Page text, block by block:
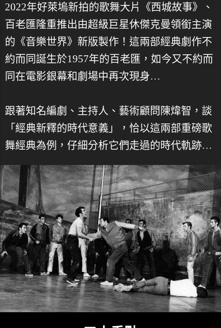
2022年好萊塢新拍的歌舞大片《西城故事》、
百老匯隆重推出由超級巨星休傑克曼領銜主演
的《音樂世界》新版製作！這兩部經典劇作不
約而同誕生於1957年的百老匯，如今又不約而
同在電影銀幕和劇場中再次現身…
跟著知名編劇、主持人、藝術顧問陳煒智，談
「經典新釋的時代意義」，恰以這兩部重磅歌
舞經典為例，仔細分析它們走過的時代軌跡…